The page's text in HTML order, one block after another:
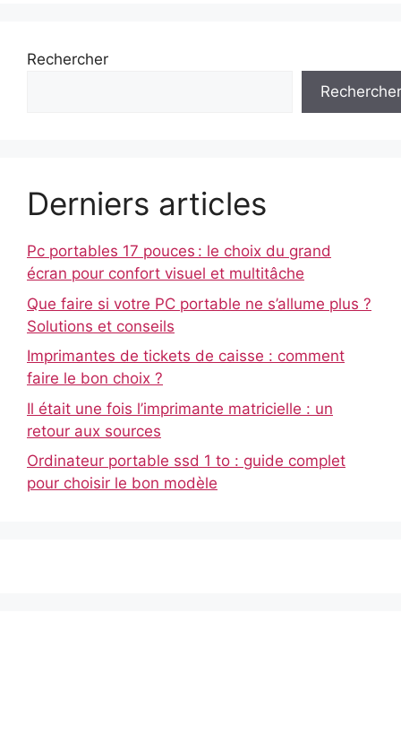
Rechercher
Rechercher
Derniers articles
Pc portables 17 pouces : le choix du grand
écran pour confort visuel et multitâche
Que faire si votre PC portable ne s’allume plus ?
Solutions et conseils
Imprimantes de tickets de caisse : comment
faire le bon choix ?
Il était une fois l’imprimante matricielle : un
retour aux sources
Ordinateur portable ssd 1 to : guide complet
pour choisir le bon modèle